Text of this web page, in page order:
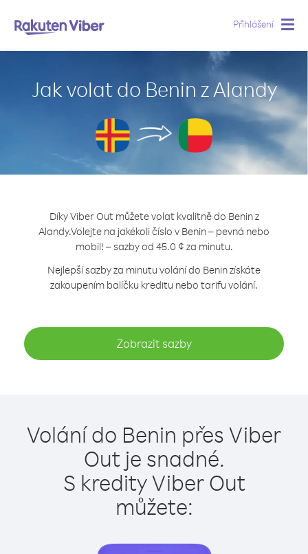
Přihlášení
Jak volat do Benin z Alandy
Díky Viber Out můžete volat kvalitně do Benin z
Alandy.Volejte na jakékoli číslo v Benin – pevná nebo
mobil! – sazby od 45.0 ¢ za minutu.
Nejlepší sazby za minutu volání do Benin získáte
zakoupením balíčku kreditu nebo tarifu volání.
Zobrazit sazby
Volání do Benin přes Viber
Out je snadné.
S kredity Viber Out
můžete: